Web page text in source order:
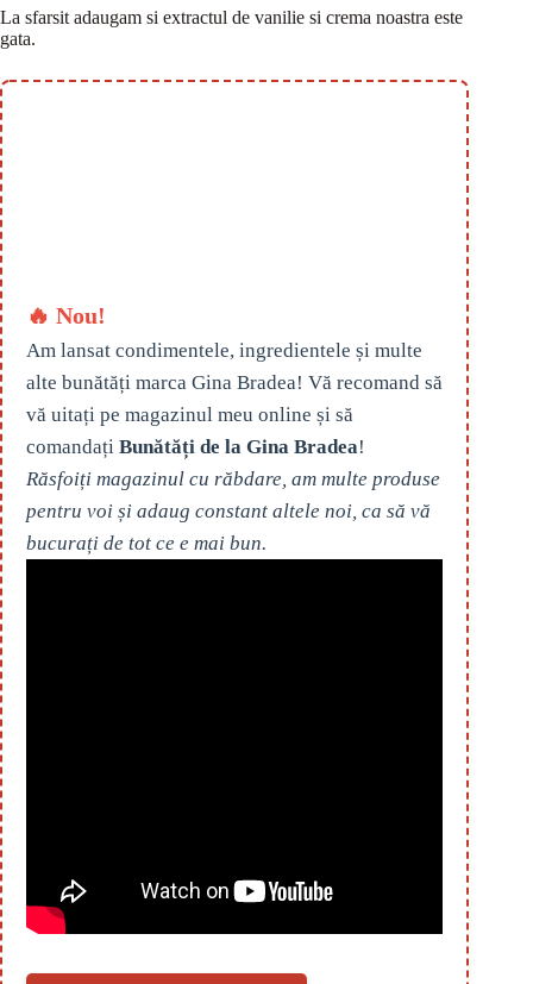
La sfarsit adaugam si extractul de vanilie si crema noastra este
gata.
🔥 Nou!
Am lansat condimentele, ingredientele și multe
alte bunătăți marca Gina Bradea! Vă recomand să
vă uitați pe magazinul meu online și să
comandați Bunătăți de la Gina Bradea!
Răsfoiți magazinul cu răbdare, am multe produse
pentru voi și adaug constant altele noi, ca să vă
bucurați de tot ce e mai bun.